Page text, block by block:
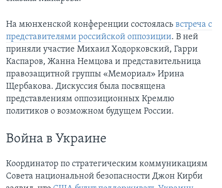
На мюнхенской конференции состоялась встреча с
представителями российской оппозиции. В ней
приняли участие Михаил Ходорковский, Гарри
Каспаров, Жанна Немцова и представительница
правозащитной группы «Мемориал» Ирина
Щербакова. Дискуссия была посвящена
представлениям оппозиционных Кремлю
политиков о возможном будущем России.
Война в Украине
Координатор по стратегическим коммуникациям
Совета национальной безопасности Джон Кирби